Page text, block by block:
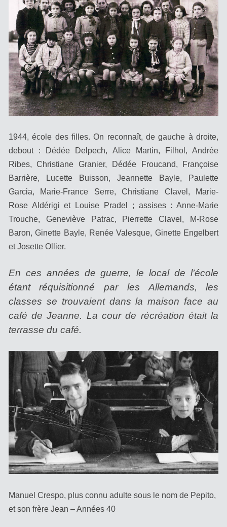
1944, école des filles. On reconnaît, de gauche à droite,
debout : Dédée Delpech, Alice Martin, Filhol, Andrée
Ribes, Christiane Granier, Dédée Froucand, Françoise
Barrière, Lucette Buisson, Jeannette Bayle, Paulette
Garcia, Marie-France Serre, Christiane Clavel, Marie-
Rose Aldérigi et Louise Pradel ; assises : Anne-Marie
Trouche, Geneviève Patrac, Pierrette Clavel, M-Rose
Baron, Ginette Bayle, Renée Valesque, Ginette Engelbert
et Josette Ollier.
En ces années de guerre, le local de l’école
étant réquisitionné par les Allemands, les
classes se trouvaient dans la maison face au
café de Jeanne. La cour de récréation était la
terrasse du café.
Manuel Crespo, plus connu adulte sous le nom de Pepito,
et son frère Jean – Années 40